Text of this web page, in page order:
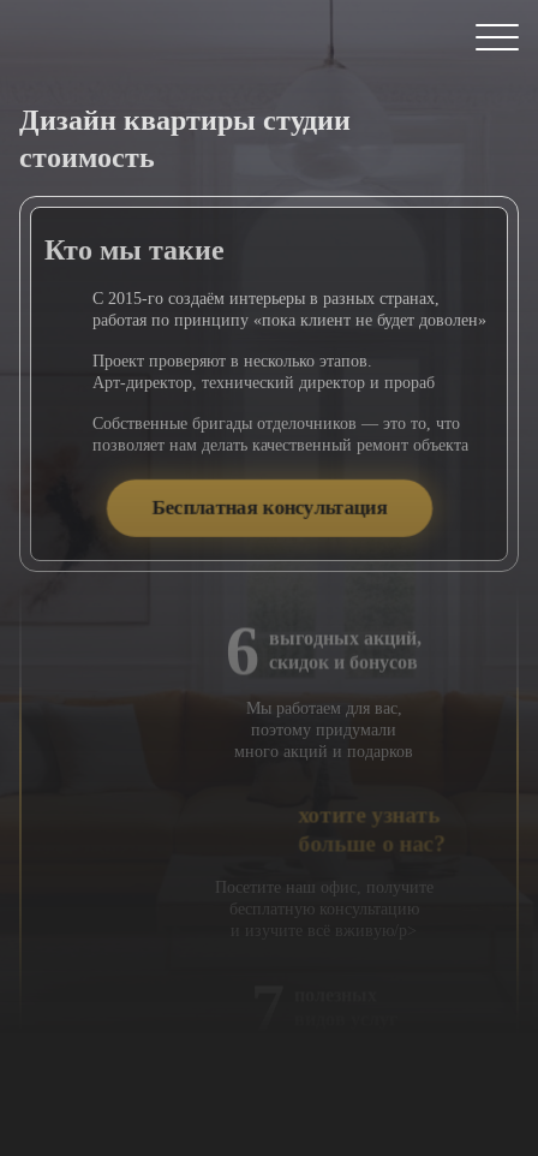
Дизайн квартиры студии
стоимость
Кто мы такие
С 2015-го создаём интерьеры в разных странах,
работая по принципу «пока клиент не будет доволен»
Проект проверяют в несколько этапов.
Арт-директор, технический директор и прораб
Собственные бригады отделочников — это то, что
позволяет нам делать качественный ремонт объекта
Бесплатная консультация
больше о нас?
бесплатную консультацию
7 видов услуг
от бесплатного 3D-тура
до сдачи объекта «под ключ»
10
небанальных
преимуществ
по 3D-визуализациям
6
выгодных акций,
скидок и бонусов
Мы работаем для вас,
поэтому придумали
много акций и подарков
хотите узнать
больше о нас?
Посетите наш офис, получите
бесплатную консультацию
и изучите всё вживую/p>